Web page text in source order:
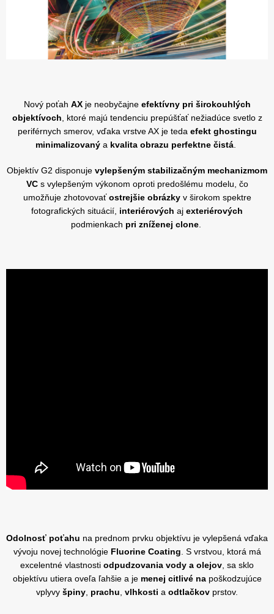
Nový poťah AX je neobyčajne efektívny pri širokouhlých
objektívoch , ktoré majú tendenciu prepúšťať nežiadúce svetlo z
periférnych smerov, vďaka vrstve AX je teda efekt ghostingu
minimalizovaný a kvalita obrazu perfektne čistá
Objektív G2 disponuje vylepšeným stabilizačným mechanizmom
VCs vylepšeným výkonom oproti predošlému modelu, čo
umožňuje zhotovovaťostrejšie obrázkyv širokom spektre
fotografických situácií, interiérových aj exteriérových
podmienkach pri zníženej clone.
Odolnosť poťahu na prednom prvku objektívu je vylepšená vďaka
vývoju novej technológie Fluorine Coating . S vrstvou, ktorá má
excelentné vlastnosti odpudzovania vody a olejov , sa sklo
objektívu utiera oveľa ľahšie a je menej citlivé napoškodzujúce
vplyvy špiny prachu vlhkosti a odtlačkov prstov.